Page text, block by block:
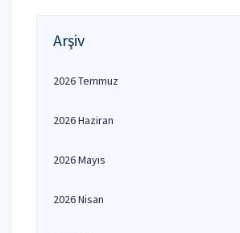
Arşiv
2026 Temmuz
2026 Haziran
2026 Mayıs
2026 Nisan